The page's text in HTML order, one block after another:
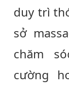
duy trì
sở
chăm
cường